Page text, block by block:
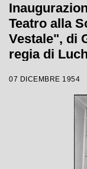
Teatro alla
Vestale", di
regia di
07 DICEMBRE 1954